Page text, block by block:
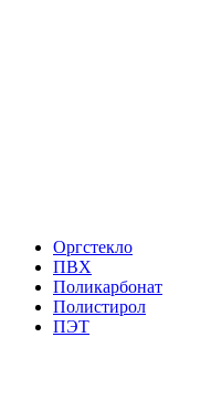
Оргстекло
ПВХ
Поликарбонат
Полистирол
ПЭТ